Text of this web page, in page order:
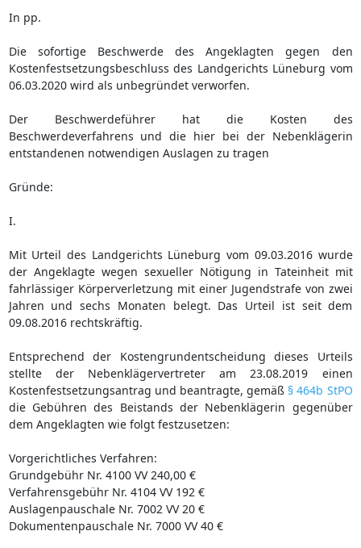
In pp.
Die sofortige Beschwerde des Angeklagten gegen den
Kostenfestsetzungsbeschluss des Landgerichts Lüneburg vom
06.03.2020 wird als unbegründet verworfen.
Der Beschwerdeführer hat die Kosten des
Beschwerdeverfahrens und die hier bei der Nebenklägerin
entstandenen notwendigen Auslagen zu tragen
Gründe:
I.
Mit Urteil des Landgerichts Lüneburg vom 09.03.2016 wurde
der Angeklagte wegen sexueller Nötigung in Tateinheit mit
fahrlässiger Körperverletzung mit einer Jugendstrafe von zwei
Jahren und sechs Monaten belegt. Das Urteil ist seit dem
09.08.2016 rechtskräftig.
Entsprechend der Kostengrundentscheidung dieses Urteils
stellte der Nebenklägervertreter am 23.08.2019 einen
Kostenfestsetzungsantrag und beantragte, gemäß § 464b StPO
die Gebühren des Beistands der Nebenklägerin gegenüber
dem Angeklagten wie folgt festzusetzen:
Vorgerichtliches Verfahren:
Grundgebühr Nr. 4100 VV 240,00 €
Verfahrensgebühr Nr. 4104 VV 192 €
Auslagenpauschale Nr. 7002 VV 20 €
Dokumentenpauschale Nr. 7000 VV 40 €